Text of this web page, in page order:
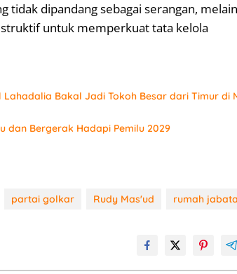
tidak dipandang sebagai serangan,
untuk memperkuat tata kelola
Lahadalia Bakal Jadi Tokoh Besar dari Timur di
dan Bergerak Hadapi Pemilu 2029
partai golkar Rudy Mas'ud rumah